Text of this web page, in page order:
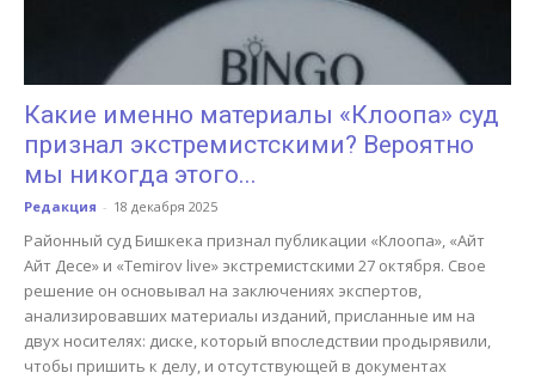
Какие именно материалы «Клоопа» суд
признал экстремистскими? Вероятно
мы никогда этого...
Редакция - 18 декабря 2025
Районный суд Бишкека признал публикации «Клоопа», «Айт
Айт Десе» и «Temirov live» экстремистскими 27 октября. Свое
решение он основывал на заключениях экспертов,
анализировавших материалы изданий, присланные им на
двух носителях: диске, который впоследствии продырявили,
чтобы пришить к делу, и отсутствующей в документах